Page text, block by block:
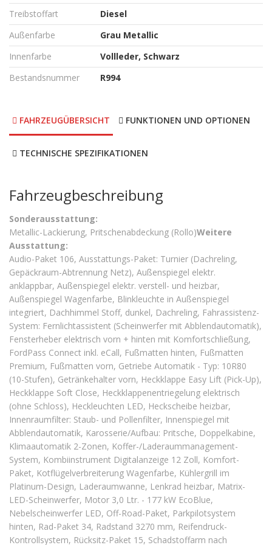
Treibstoffart
Diesel
Außenfarbe
Grau Metallic
Innenfarbe
Vollleder, Schwarz
Bestandsnummer
R994
FAHRZEUGÜBERSICHT FUNKTIONEN UND OPTIONEN
TECHNISCHE SPEZIFIKATIONEN
Fahrzeugbeschreibung
Sonderausstattung:
Metallic-Lackierung, Pritschenabdeckung (Rollo)Weitere
Ausstattung:
Audio-Paket 106, Ausstattungs-Paket: Turnier (Dachreling,
Gepäckraum-Abtrennung Netz), Außenspiegel elektr.
anklappbar, Außenspiegel elektr. verstell- und heizbar,
Außenspiegel Wagenfarbe, Blinkleuchte in Außenspiegel
integriert, Dachhimmel Stoff, dunkel, Dachreling, Fahrassistenz-
System: Fernlichtassistent (Scheinwerfer mit Abblendautomatik),
Fensterheber elektrisch vorn + hinten mit Komfortschließung,
FordPass Connect inkl. eCall, Fußmatten hinten, Fußmatten
Premium, Fußmatten vorn, Getriebe Automatik - Typ: 10R80
(10-Stufen), Getränkehalter vorn, Heckklappe Easy Lift (Pick-Up),
Heckklappe Soft Close, Heckklappenentriegelung elektrisch
(ohne Schloss), Heckleuchten LED, Heckscheibe heizbar,
Innenraumfilter: Staub- und Pollenfilter, Innenspiegel mit
Abblendautomatik, Karosserie/Aufbau: Pritsche, Doppelkabine,
Klimaautomatik 2-Zonen, Koffer-/Laderaummanagement-
System, Kombiinstrument Digitalanzeige 12 Zoll, Komfort-
Paket, Kotflügelverbreiterung Wagenfarbe, Kühlergrill im
Platinum-Design, Laderaumwanne, Lenkrad heizbar, Matrix-
LED-Scheinwerfer, Motor 3,0 Ltr. - 177 kW EcoBlue,
Nebelscheinwerfer LED, Off-Road-Paket, Parkpilotsystem
hinten, Rad-Paket 34, Radstand 3270 mm, Reifendruck-
Kontrollsystem, Rücksitz-Paket 15, Schadstoffarm nach